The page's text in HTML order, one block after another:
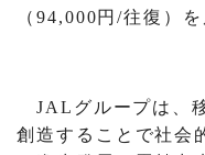
（94,000円/往復）
JALグループは、
創造することで社会